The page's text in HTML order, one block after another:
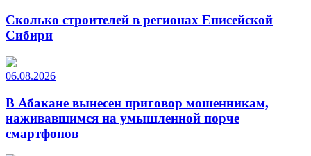
Сколько строителей в регионах Енисейской
Сибири
06.08.2026
В Абакане вынесен приговор мошенникам,
наживавшимся на умышленной порче
смартфонов